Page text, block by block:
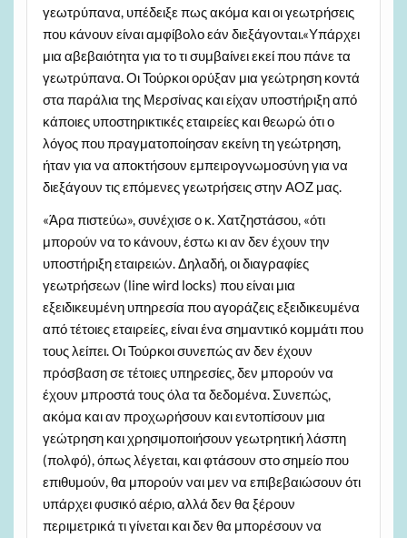
γεωτρύπανα, υπέδειξε πως ακόμα και οι γεωτρήσεις
που κάνουν είναι αμφίβολο εάν διεξάγονται.«Υπάρχει
μια αβεβαιότητα για το τι συμβαίνει εκεί που πάνε τα
γεωτρύπανα. Οι Τούρκοι ορύξαν μια γεώτρηση κοντά
στα παράλια της Μερσίνας και είχαν υποστήριξη από
κάποιες υποστηρικτικές εταιρείες και θεωρώ ότι ο
λόγος που πραγματοποίησαν εκείνη τη γεώτρηση,
ήταν για να αποκτήσουν εμπειρογνωμοσύνη για να
διεξάγουν τις επόμενες γεωτρήσεις στην ΑΟΖ μας.
«Άρα πιστεύω», συνέχισε ο κ. Χατζηστάσου, «ότι
μπορούν να το κάνουν, έστω κι αν δεν έχουν την
υποστήριξη εταιρειών. Δηλαδή, οι διαγραφίες
γεωτρήσεων (line wird locks) που είναι μια
εξειδικευμένη υπηρεσία που αγοράζεις εξειδικευμένα
από τέτοιες εταιρείες, είναι ένα σημαντικό κομμάτι που
τους λείπει. Οι Τούρκοι συνεπώς αν δεν έχουν
πρόσβαση σε τέτοιες υπηρεσίες, δεν μπορούν να
έχουν μπροστά τους όλα τα δεδομένα. Συνεπώς,
ακόμα και αν προχωρήσουν και εντοπίσουν μια
γεώτρηση και χρησιμοποιήσουν γεωτρητική λάσπη
(πολφό), όπως λέγεται, και φτάσουν στο σημείο που
επιθυμούν, θα μπορούν ναι μεν να επιβεβαιώσουν ότι
υπάρχει φυσικό αέριο, αλλά δεν θα ξέρουν
περιμετρικά τι γίνεται και δεν θα μπορέσουν να